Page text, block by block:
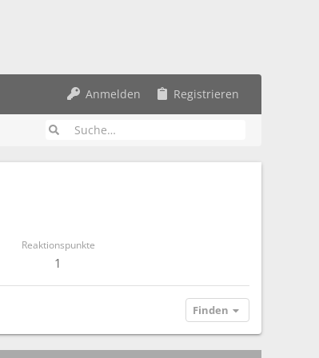
Anmelden Registrieren
Reaktionspunkte
1
Finden